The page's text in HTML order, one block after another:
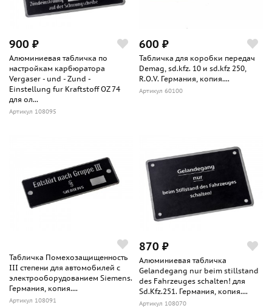
900 ₽
Алюминиевая табличка по
настройкам карбюратора
Vergaser - und - Zund -
Einstellung fur Kraftstoff OZ 74
для ол...
Артикул 108095
600 ₽
Табличка для коробки передач
Demag, sd.kfz. 10 и sd.kfz 250,
R.O.V. Германия, копия....
Артикул 60100
Табличка Помехозащищенность
III степени для автомобилей с
электрооборудованием Siemens.
Германия, копия....
Артикул 108091
870 ₽
Алюминиевая табличка
Gelandegang nur beim stillstand
des Fahrzeuges schalten! для
Sd.Kfz.251. Германия, копия....
Артикул 108070